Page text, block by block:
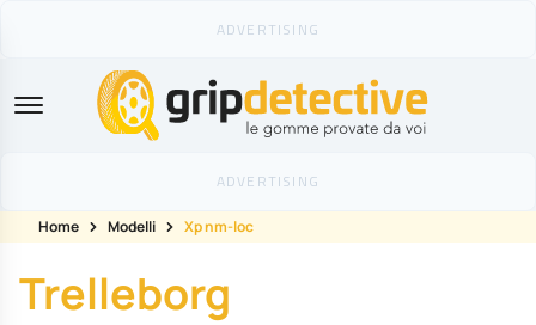
GripDetective
Home Modelli Xp nm-loc
Trelleborg